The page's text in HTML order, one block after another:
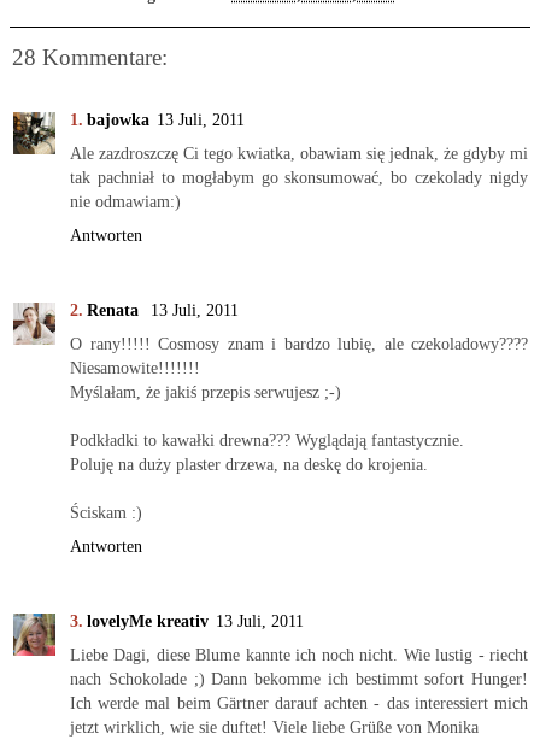
28 Kommentare:
bajowka 13 Juli, 2011
Ale zazdroszczę Ci tego kwiatka, obawiam się jednak, że gdyby mi
tak pachniał to mogłabym go skonsumować, bo czekolady nigdy
nie odmawiam:)
Antworten
Renata
13 Juli, 2011
O rany!!!!! Cosmosy znam i bardzo lubię, ale czekoladowy????
Niesamowite!!!!!!!
Myślałam, że jakiś przepis serwujesz ;-)
Podkładki to kawałki drewna??? Wyglądają fantastycznie.
Poluję na duży plaster drzewa, na deskę do krojenia.
Ściskam :)
Antworten
lovelyMe kreativ 13 Juli, 2011
Liebe Dagi, diese Blume kannte ich noch nicht. Wie lustig - riecht
nach Schokolade ;) Dann bekomme ich bestimmt sofort Hunger!
Ich werde mal beim Gärtner darauf achten - das interessiert mich
jetzt wirklich, wie sie duftet! Viele liebe Grüße von Monika